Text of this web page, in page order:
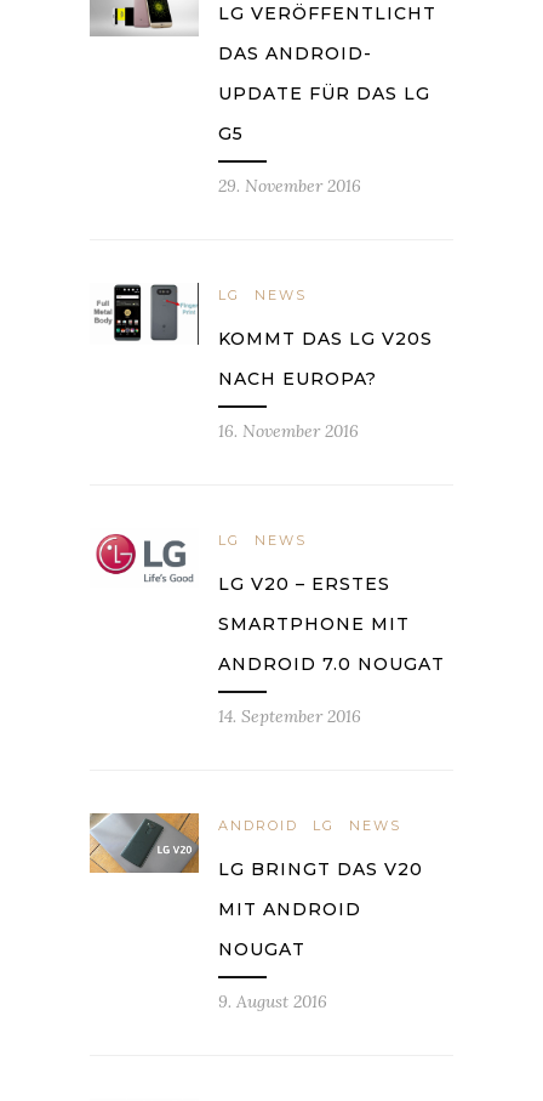
LG VERÖFFENTLICHT
DAS ANDROID-
UPDATE FÜR DAS LG
G5
29. November 2016
LG NEWS
KOMMT DAS LG V20S
NACH EUROPA?
16. November 2016
LG NEWS
LG V20 – ERSTES
SMARTPHONE MIT
ANDROID 7.0 NOUGAT
14. September 2016
ANDROID LG NEWS
LG BRINGT DAS V20
MIT ANDROID
NOUGAT
9. August 2016